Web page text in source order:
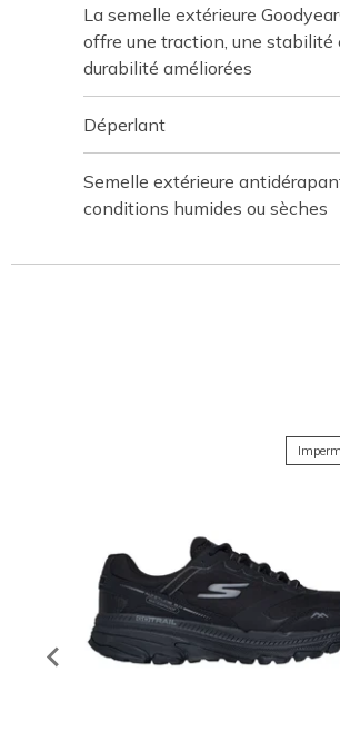
La semelle extérieure
offre une traction, une stabilité
durabilité améliorées
Déperlant
Semelle extérieure
conditions humides ou sèches